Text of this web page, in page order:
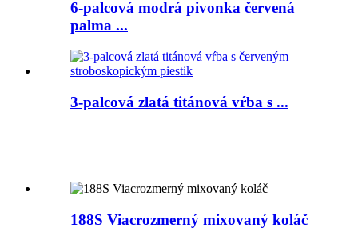
6-palcová modrá pivonka červená
palma ...
3-palcová zlatá titánová vŕba s ...
188S Viacrozmerný mixovaný koláč